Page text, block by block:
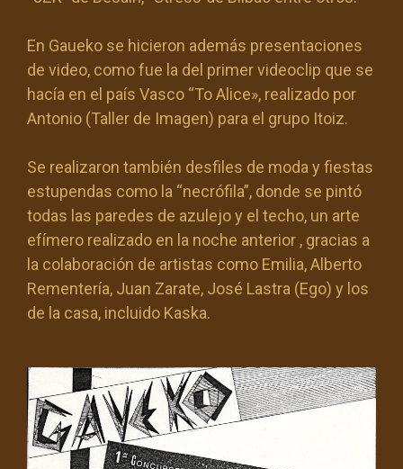
En Gaueko se hicieron además presentaciones
de video, como fue la del primer videoclip que se
hacía en el país Vasco “To Alice», realizado por
Antonio (Taller de Imagen) para el grupo Itoiz.
Se realizaron también desfiles de moda y fiestas
estupendas como la “necrófila”, donde se pintó
todas las paredes de azulejo y el techo, un arte
efímero realizado en la noche anterior , gracias a
la colaboración de artistas como Emilia, Alberto
Rementería, Juan Zarate, José Lastra (Ego) y los
de la casa, incluido Kaska.